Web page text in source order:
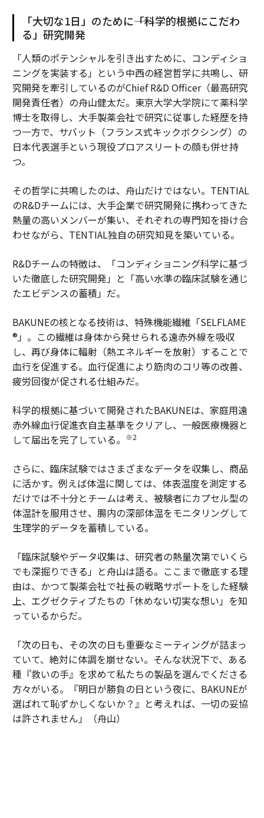
「大切な1日」のために――「科学的根拠にこだわ
る」研究開発
「人類のポテンシャルを引き出すために、コンディショ
ニングを実装する」という中西の経営哲学に共鳴し、研
究開発を牽引しているのがChief R&D Officer（最高研究
開発責任者）の舟山健太だ。東京大学大学院にて薬科学
博士を取得し、大手製薬会社で研究に従事した経歴を持
つ一方で、サバット（フランス式キックボクシング）の
日本代表選手という現役プロアスリートの顔も併せ持
つ。
その哲学に共鳴したのは、舟山だけではない。TENTIAL
のR&Dチームには、大手企業で研究開発に携わってきた
熱量の高いメンバーが集い、それぞれの専門知を掛け合
わせながら、TENTIAL独自の研究知見を築いている。
R&Dチームの特徴は、「コンディショニング科学に基づ
いた徹底した研究開発」と「高い水準の臨床試験を通じ
たエビデンスの蓄積」だ。
BAKUNEの核となる技術は、特殊機能繊維「SELFLAME
®」。この繊維は身体から発せられる遠赤外線を吸収
し、再び身体に輻射（熱エネルギーを放射）することで
血行を促進する。血行促進により筋肉のコリ等の改善、
疲労回復が促される仕組みだ。
科学的根拠に基づいて開発されたBAKUNEは、家庭用遠
赤外線血行促進衣自主基準をクリアし、一般医療機器と
して届出を完了している。
※2
さらに、臨床試験ではさまざまなデータを収集し、商品
に活かす。例えば体温に関しては、体表温度を測定する
だけでは不十分とチームは考え、被験者にカプセル型の
体温計を服用させ、腸内の深部体温をモニタリングして
生理学的データを蓄積している。
「臨床試験やデータ収集は、研究者の熱量次第でいくら
でも深掘りできる」と舟山は語る。ここまで徹底する理
由は、かつて製薬会社で社長の戦略サポートをした経験
上、エグゼクティブたちの「休めない切実な想い」を知
っているからだ。
「次の日も、その次の日も重要なミーティングが詰まっ
ていて、絶対に体調を崩せない。そんな状況下で、ある
種『救いの手』を求めて私たちの製品を選んでくださる
方々がいる。『明日が勝負の日という夜に、BAKUNEが
選ばれて恥ずかしくないか？』と考えれば、一切の妥協
は許されません」（舟山）